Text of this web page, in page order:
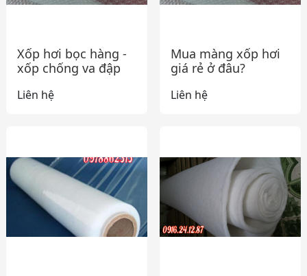
Xốp hơi bọc hàng -
xốp chống va đập
Liên hệ
Mua màng xốp hơi
giá rẻ ở đâu?
Liên hệ